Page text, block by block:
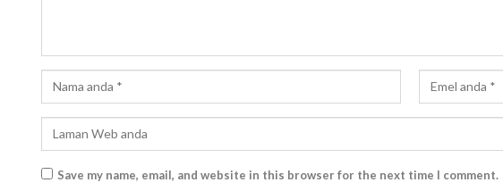
Save my name, email, and website in this browser for the next time I comment.